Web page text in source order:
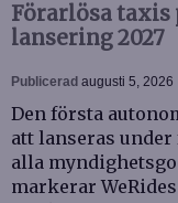
Förarlösa taxis
lansering 2027
Publicerad augusti 5, 2026
Den första
att lanseras
alla
markerar